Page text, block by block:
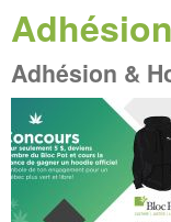
Adhésion &